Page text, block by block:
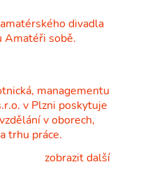
divadla
Amatéři sobě.
managementu
v Plzni poskytuje
v oborech,
trhu práce.
zobrazit další